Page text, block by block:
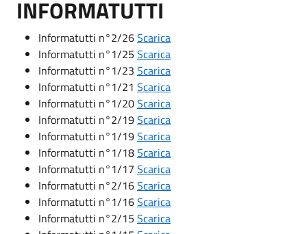
INFORMATUTTI
Informatutti n°2/26Scarica
Informatutti n°1/25 Scarica
Informatutti n°1/23 Scarica
Informatutti n°1/21 Scarica
Informatutti n°1/20Scarica
Informatutti n°2/19Scarica
Informatutti n°1/19Scarica
Informatutti n°1/18Scarica
Informatutti n°1/17 Scarica
Informatutti n°2/16Scarica
Informatutti n°1/16Scarica
Informatutti n°2/15 Scarica